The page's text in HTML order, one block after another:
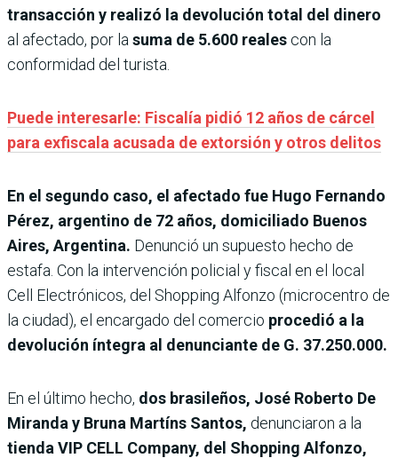
transacción y realizó la devolución total del dinero
al afectado, por la suma de 5.600 reales con la
conformidad del turista.
Puede interesarle: Fiscalía pidió 12 años de cárcel
para exfiscala acusada de extorsión y otros delitos
En el segundo caso, el afectado fue Hugo Fernando
Pérez, argentino de 72 años, domiciliado Buenos
Aires, Argentina. Denunció un supuesto hecho de
estafa. Con la intervención policial y fiscal en el local
Cell Electrónicos, del Shopping Alfonzo (microcentro de
la ciudad), el encargado del comercio procedió a la
devolución íntegra al denunciante de G. 37.250.000.
En el último hecho, dos brasileños, José Roberto De
Miranda y Bruna Martíns Santos, denunciaron a la
tienda VIP CELL Company, del Shopping Alfonzo,